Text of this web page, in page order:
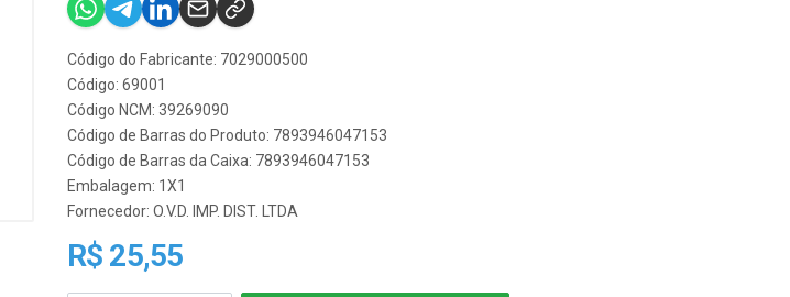
Código do Fabricante: 7029000500
Código: 69001
Código NCM: 39269090
Código de Barras do Produto: 7893946047153
Código de Barras da Caixa: 7893946047153
Embalagem: 1X1
Fornecedor: O.V.D. IMP. DIST. LTDA
R$ 25,55